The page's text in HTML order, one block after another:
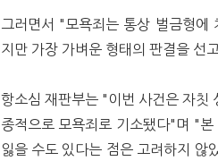
그러면서 "모욕죄는 통상 벌금형
지만 가장 가벼운 형태의 판결을 선
항소심 재판부는 "이번 사건은 자칫
종적으로 모욕죄로 기소됐다"며 "
잃을 수도 있다는 점은 고려하지 않